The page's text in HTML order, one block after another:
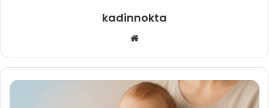
kadinnokta
Web